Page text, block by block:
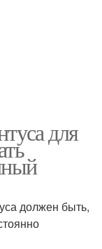
для
должен быть,